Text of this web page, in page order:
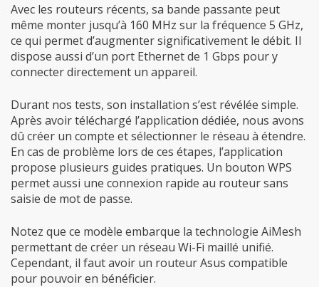
Avec les routeurs récents, sa bande passante peut
même monter jusqu’à 160 MHz sur la fréquence 5 GHz,
ce qui permet d’augmenter significativement le débit. Il
dispose aussi d’un port Ethernet de 1 Gbps pour y
connecter directement un appareil.
Durant nos tests, son installation s’est révélée simple.
Après avoir téléchargé l’application dédiée, nous avons
dû créer un compte et sélectionner le réseau à étendre.
En cas de problème lors de ces étapes, l’application
propose plusieurs guides pratiques. Un bouton WPS
permet aussi une connexion rapide au routeur sans
saisie de mot de passe.
Notez que ce modèle embarque la technologie AiMesh
permettant de créer un réseau Wi-Fi maillé unifié.
Cependant, il faut avoir un routeur Asus compatible
pour pouvoir en bénéficier.